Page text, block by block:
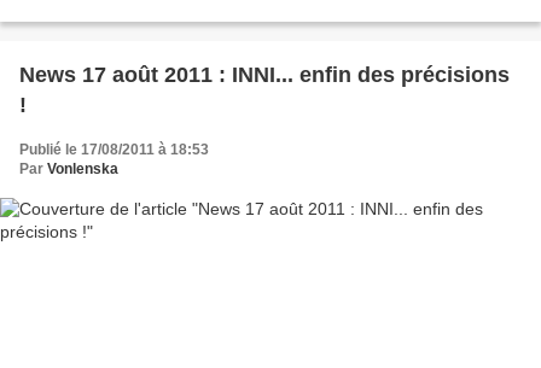
News 17 août 2011 : INNI... enfin des précisions
!
Publié le 17/08/2011 à 18:53
Par Vonlenska